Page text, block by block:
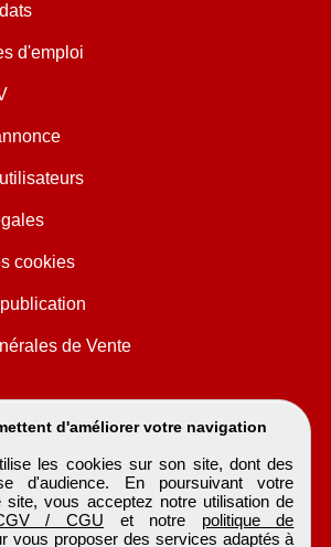
d'améliorer votre navigation
les cookies sur son site, dont des
d'audience. En poursuivant votre
site, vous acceptez notre utilisation de
/ CGU et notre politique de
vous proposer des services adaptés à
d'emploi
cookies
de Vente